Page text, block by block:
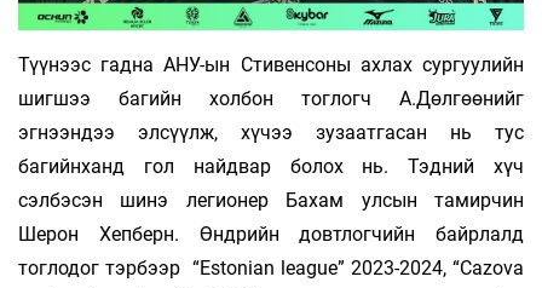
Түүнээс гадна АНУ-ын Стивенсоны ахлах сургуулийн
шигшээ багийн холбон тоглогч А.Дөлгөөнийг
эгнээндээ элсүүлж, хүчээ зузаатгасан нь тус
багийнханд гол найдвар болох нь. Тэдний хүч
сэлбэсэн шинэ легионер Бахам улсын тамирчин
Шерон Хепберн. Өндрийн довтлогчийн байрлалд
тоглодог тэрбээр “Estonian league” 2023-2024, “Cazova